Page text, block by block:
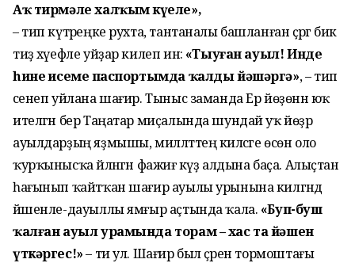
Аҡ тирмәле халҡым күңеле»,
– тип күтәреңке рухта, тантаналы башланған әҫәргә бик
тиҙ хәүефле уйҙар килеп инә: «Тыуған ауыл! Инде
һинең исемең паспортымда ҡалды йәшәргә», – тип
әсенеп уйлана шағир. Тыныс заманда Ер йөҙөнән юҡ
ителгән бер Таңатар миҫалында шундай уҡ йөҙәр
ауылдарҙың яҙмышы, милләттең киләсәге өсөн оло
ҡурҡынысҡа әйләнгән фажиғә күҙ алдына баҫа. Алыҫтан
һағынып ҡайтҡан шағир ауылы урынына килгәндә
йәшенле-дауыллы ямғыр аҫтында ҡала. «Буп-буш
ҡалған ауыл урамында торам – хас та йәшен
үткәргес!»– ти ул. Шағир был әҫәрен тормоштағы